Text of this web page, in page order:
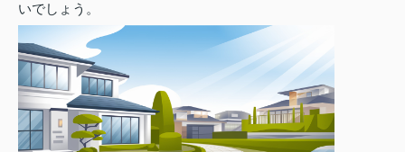
いでしょう。